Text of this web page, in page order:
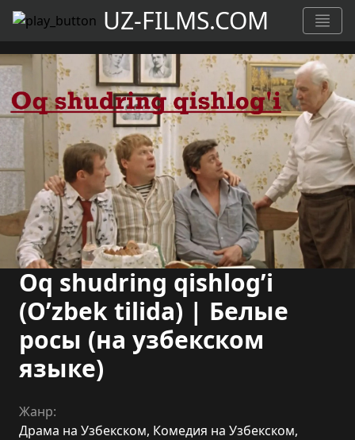
UZ-FILMS.COM
Oq shudring qishlog’i
(O’zbek tilida) | Белые
росы (на узбекском
языке)
Жанр:
Драма на Узбекском, Комедия на Узбекском,